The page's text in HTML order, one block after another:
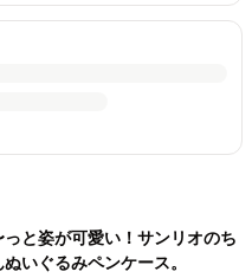
っと姿が可愛い！サンリオのち
ぬいぐるみペンケース。